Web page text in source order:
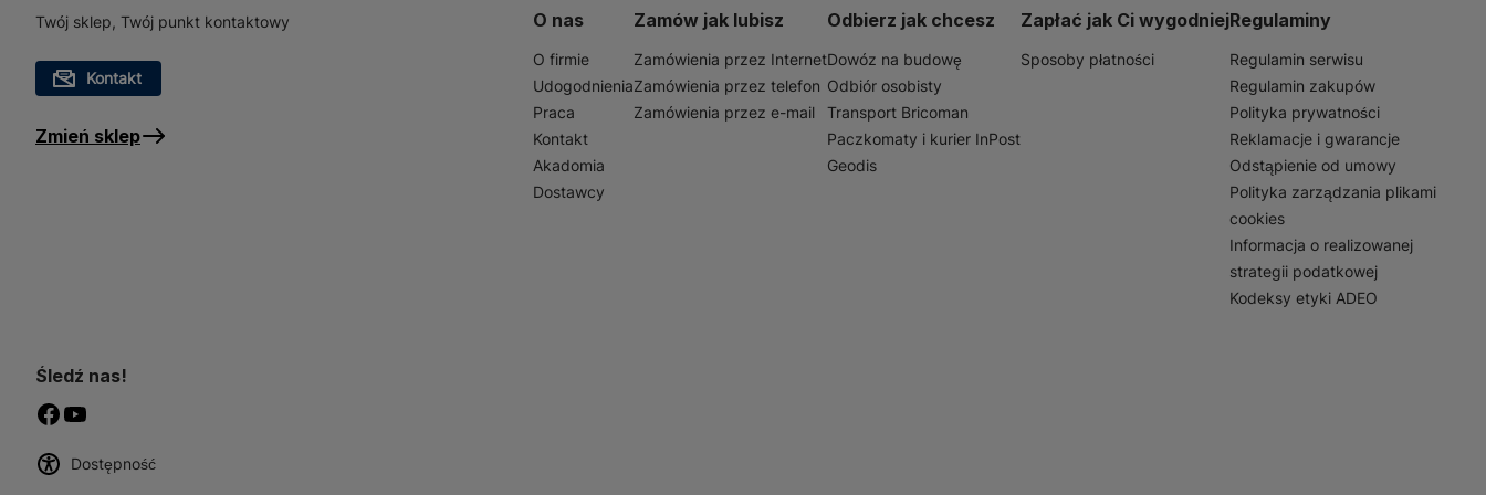
lateksowymi i olejnymi. Jest to niezastąpione narzędzie zarówno dla amatorów, jak i profesjonalistów, którzy
cenią sobie jakość i efektywność w pracy.
Twój sklep, Twój punkt kontaktowy
Kontakt
Zmień sklep
O nas
O firmie
Udogodnienia
Praca
Kontakt
Akadomia
Dostawcy
Zamów jak lubisz
Zamówienia przez Internet
Zamówienia przez telefon
Zamówienia przez e-mail
Odbierz jak chcesz
Dowóz na budowę
Odbiór osobisty
Transport Bricoman
Paczkomaty i kurier InPost
Geodis
Zapłać jak Ci wygodniej
Sposoby płatności
Regulaminy
Regulamin serwisu
Regulamin zakupów
Polityka prywatności
Reklamacje i gwarancje
Odstąpienie od umowy
Polityka zarządzania plikami
cookies
Informacja o realizowanej
strategii podatkowej
Kodeksy etyki ADEO
Śledź nas!
Dostępność